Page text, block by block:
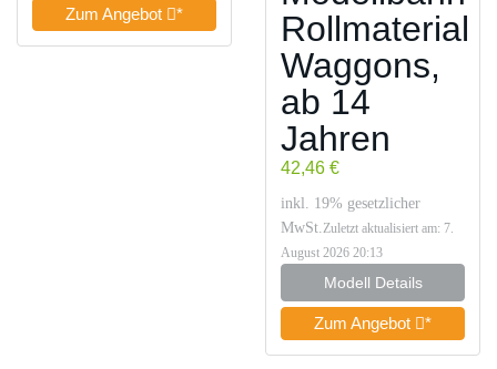
Zum Angebot *
Rollmaterial
Waggons,
ab 14
Jahren
42,46 €
inkl. 19% gesetzlicher
MwSt. Zuletzt aktualisiert am: 7.
August 2026 20:13
Modell Details
Zum Angebot *